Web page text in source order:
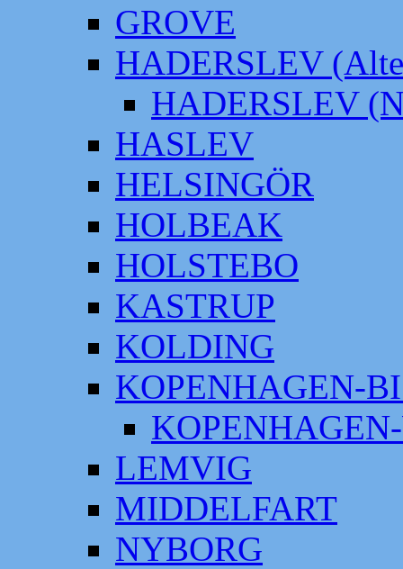
GROVE
HADERSLEV
HADERSLEV
HASLEV
HELSINGÖR
HOLBEAK
HOLSTEBO
KASTRUP
KOLDING
KOPENHAGEN-
LEMVIG
MIDDELFART
NYBORG